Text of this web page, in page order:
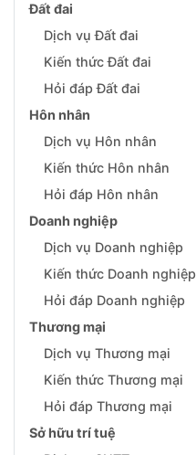
Đất đai
Dịch vụ Đất đai
Kiến thức Đất đai
Hỏi đáp Đất đai
Hôn nhân
Dịch vụ Hôn nhân
Kiến thức Hôn nhân
Hỏi đáp Hôn nhân
Doanh nghiệp
Dịch vụ Doanh nghiệp
Kiến thức Doanh nghiệp
Hỏi đáp Doanh nghiệp
Thương mại
Dịch vụ Thương mại
Kiến thức Thương mại
Hỏi đáp Thương mại
Sở hữu trí tuệ